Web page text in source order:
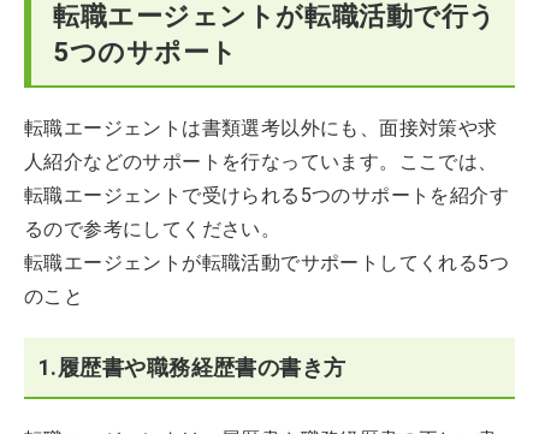
転職エージェントが転職活動で行う
5つのサポート
転職エージェントは書類選考以外にも、面接対策や求
人紹介などのサポートを行なっています。ここでは、
転職エージェントで受けられる5つのサポートを紹介す
るので参考にしてください。
転職エージェントが転職活動でサポートしてくれる5つ
のこと
1.履歴書や職務経歴書の書き方